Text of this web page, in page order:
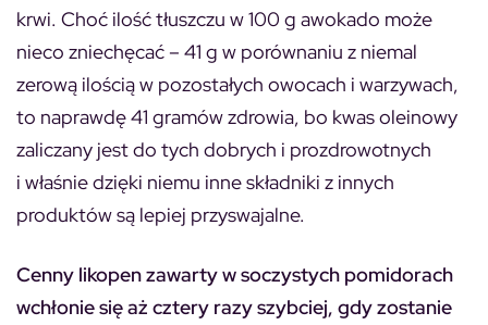
krwi. Choć ilość tłuszczu w 100 g awokado może
nieco zniechęcać – 41 g w porównaniu z niemal
zerową ilością w pozostałych owocach i warzywach,
to naprawdę 41 gramów zdrowia, bo kwas oleinowy
zaliczany jest do tych dobrych i prozdrowotnych
i właśnie dzięki niemu inne składniki z innych
produktów są lepiej przyswajalne.
Cenny likopen zawarty w soczystych pomidorach
wchłonie się aż cztery razy szybciej, gdy zostanie